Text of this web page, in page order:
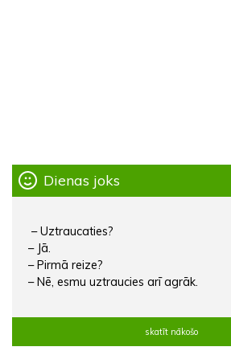
Dienas joks
– Uztraucaties?
– Jā.
– Pirmā reize?
– Nē, esmu uztraucies arī agrāk.
skatīt nākošo